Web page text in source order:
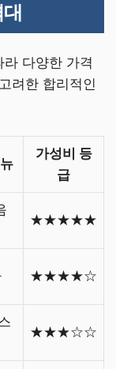
다양한 가격
려한 합리적인
가성비 등
급
★★★★★
★★★★☆
★★★☆☆